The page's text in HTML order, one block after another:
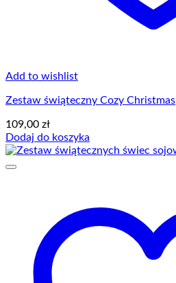
Add to wishlist
Zestaw świąteczny Cozy Christmas
109,00 zł
Dodaj do koszyka